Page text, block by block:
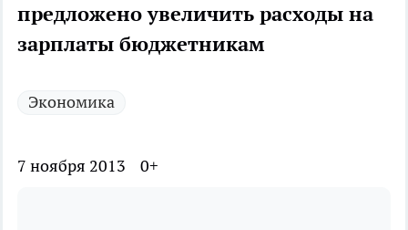
предложено увеличить расходы на
зарплаты бюджетникам
Экономика
7 ноября 2013 0+